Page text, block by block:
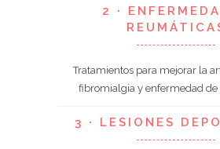
2 ·
Tratamientos para mejorar la
fibromialgia y enfermedad
3 · LESIONES